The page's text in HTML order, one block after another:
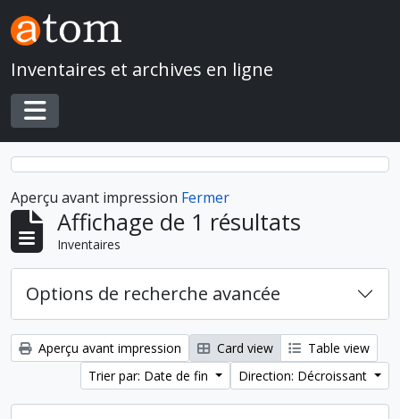
Skip to main content
Inventaires et archives en ligne
Toggle navigation
Aperçu avant impression Fermer
Affichage de 1 résultats
Inventaires
Options de recherche avancée
Aperçu avant impression Card view
Table view
Trier par: Date de fin
Direction: Décroissant